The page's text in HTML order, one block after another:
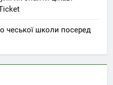
чеської школи посеред